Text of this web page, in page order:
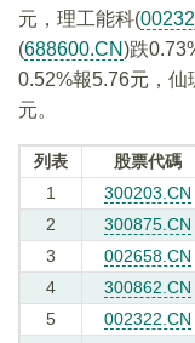
元，理工能科(
(688600.CN)跌
0.52%報5.76元，仙
元。
列表 股票代碼
1
300203.CN
2
300875.CN
3
002658.CN
4
300862.CN
5
002322.CN